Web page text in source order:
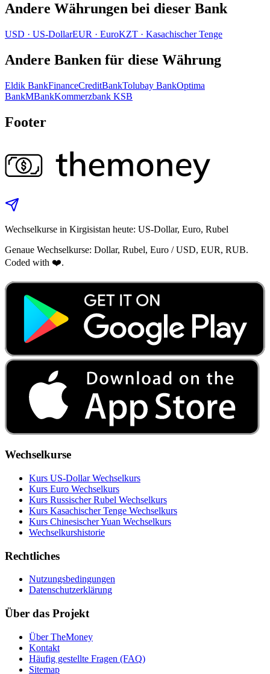
Andere Währungen bei dieser Bank
USD · US‑DollarEUR · EuroKZT · Kasachischer Tenge
Andere Banken für diese Währung
Eldik BankFinanceCreditBankTolubay BankOptima
BankMBankKommerzbank KSB
Footer
Wechselkurse in Kirgisistan heute: US-Dollar, Euro, Rubel
Genaue Wechselkurse: Dollar, Rubel, Euro / USD, EUR, RUB.
Coded with ❤️.
Wechselkurse
Kurs US‑Dollar Wechselkurs
Kurs Euro Wechselkurs
Kurs Russischer Rubel Wechselkurs
Kurs Kasachischer Tenge Wechselkurs
Kurs Chinesischer Yuan Wechselkurs
Wechselkurshistorie
Rechtliches
Nutzungsbedingungen
Datenschutzerklärung
Über das Projekt
Über TheMoney
Kontakt
Häufig gestellte Fragen (FAQ)
Sitemap